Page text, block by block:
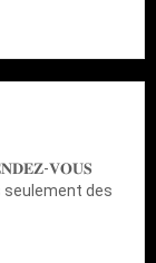
𝐕𝐎𝐔𝐒
seulement des